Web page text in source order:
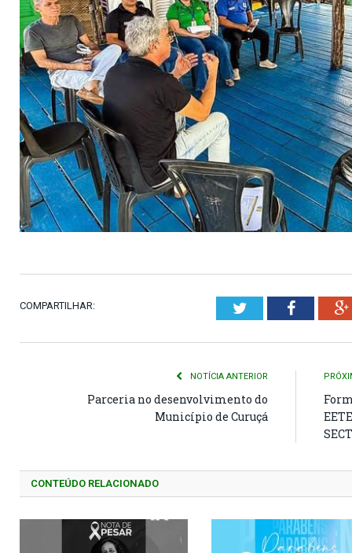
COMPARTILHAR: Twitter
NOTÍCIA ANTERIOR
Parceria no desenvolvimento do
Município de Curuçá
CONTEÚDO RELACIONADO